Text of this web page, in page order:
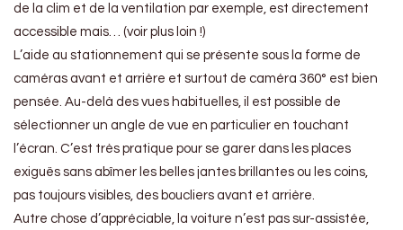
de la clim et de la ventilation par exemple, est directement
accessible mais… (voir plus loin !)
L’aide au stationnement qui se présente sous la forme de
caméras avant et arrière et surtout de caméra 360° est bien
pensée. Au-delà des vues habituelles, il est possible de
sélectionner un angle de vue en particulier en touchant
l’écran. C’est très pratique pour se garer dans les places
exiguës sans abîmer les belles jantes brillantes ou les coins,
pas toujours visibles, des boucliers avant et arrière.
Autre chose d’appréciable, la voiture n’est pas sur-assistée,